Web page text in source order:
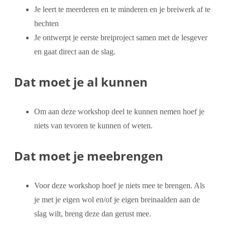
Je leert te meerderen en te minderen en je breiwerk af te
hechten
Je ontwerpt je eerste breiproject samen met de lesgever
en gaat direct aan de slag.
Dat moet je al kunnen
Om aan deze workshop deel te kunnen nemen hoef je
niets van tevoren te kunnen of weten.
Dat moet je meebrengen
Voor deze workshop hoef je niets mee te brengen. Als
je met je eigen wol en/of je eigen breinaalden aan de
slag wilt, breng deze dan gerust mee.